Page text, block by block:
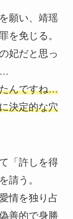
願い、靖瑶
を免じる。
妃だと思っ
…
んですね…
決定的な穴
「許しを得
請う。
情を独り占
善的で身勝